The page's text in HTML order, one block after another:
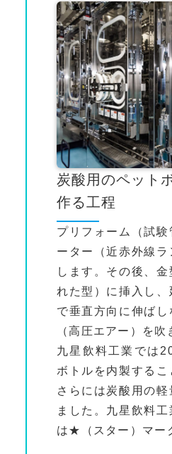
炭酸用のペット
作る工程
プリフォーム（試
ーター（近赤外線ラ
します。その後、
れた型）に挿入し
で垂直方向に伸ば
（高圧エアー）を吹
九星飲料工業では
ボトルを内製するこ
さらには炭酸用の
ました。九星飲料
は★（スター）マー